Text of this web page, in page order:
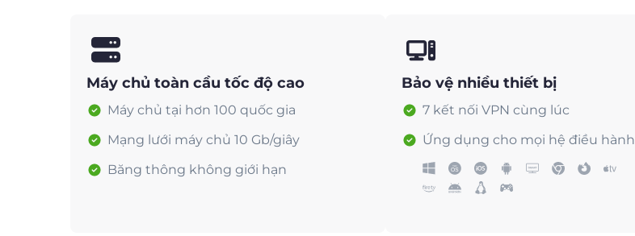
Máy chủ toàn cầu tốc độ cao
Máy chủ tại hơn 100 quốc gia
Mạng lưới máy chủ 10 Gb/giây
Băng thông không giới hạn
Bảo vệ nhiều thiết bị
7 kết nối VPN cùng lúc
Ứng dụng cho mọi hệ điều hành